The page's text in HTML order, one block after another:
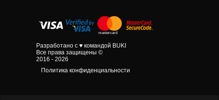
Разработано с ♥ командой BUKI
Все права защищены ©
2016 - 2026
Политика конфиденциальности